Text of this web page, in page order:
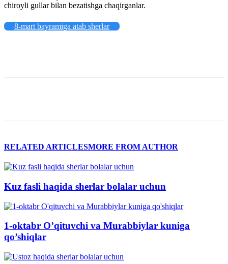
chiroyli gullar bilan bezatishga chaqirganlar.
8-mart bayramiga atab sherlar
RELATED ARTICLESMORE FROM AUTHOR
Kuz fasli haqida sherlar bolalar uchun
1-oktabr O’qituvchi va Murabbiylar kuniga
qo’shiqlar